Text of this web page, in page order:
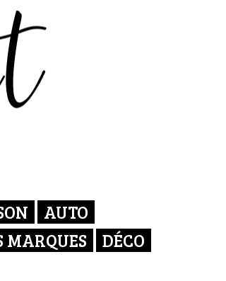
AUTO
MARQUES
DÉCO